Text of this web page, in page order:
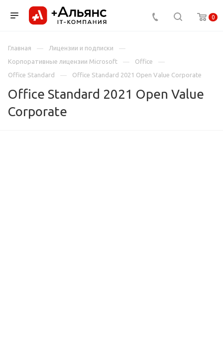
0
Главная
Лицензии и подписки
Корпоративные лицензии Microsoft
Office
Office Standard
Office Standard 2021 Open Value Corporate
Office Standard 2021 Open Value
Corporate